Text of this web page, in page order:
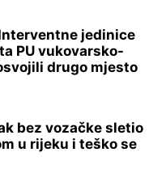
jedinice
PU vukovarsko-
drugo mjesto
bez vozačke sletio
u rijeku i teško se